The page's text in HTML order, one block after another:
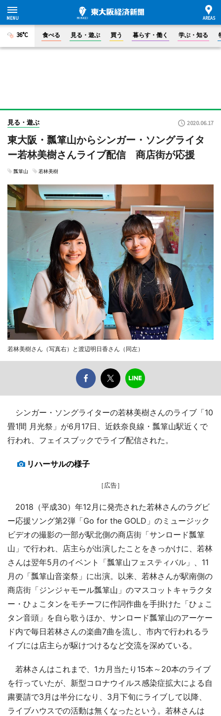
36°C 食べる 見る・遊ぶ 買う 暮らす・働く 学ぶ・知る
見る・遊ぶ 2020.06.17
東大阪・瓢箪山からシンガー・ソングライタ
ー若林美樹さんライブ配信 商店街が応援
瓢箪山 若林美樹
若林美樹さん（写真右）と渡辺明日香さん（同左）
シンガー・ソングライターの若林美樹さんのライブ「10
畳1間 月光祭」が6月17日、近鉄奈良線・瓢箪山駅近くで
行われ、フェイスブックでライブ配信された。
リハーサルの様子
［広告］
2018（平成30）年12月に発売された若林さんのラグビ
ー応援ソング第2弾「Go for the GOLD」のミュージック
ビデオの撮影の一部が駅北側の商店街「サンロード瓢箪
山」で行われ、店主らが出演したことをきっかけに、若林
さんは翌年5月のイベント「瓢箪山フェスティバル」、11
月の「瓢箪山音楽祭」に出演。以来、若林さんが駅南側の
商店街「ジンジャモール瓢箪山」のマスコットキャラクタ
ー・ひょこタンをモチーフに作詞作曲を手掛けた「ひょこ
タン音頭」を自ら歌うほか、サンロード瓢箪山のアーケー
ド内で毎日若林さんの楽曲7曲を流し、市内で行われるラ
イブには店主らが駆けつけるなど交流を深めている。
若林さんはこれまで、1カ月当たり15本～20本のライブ
を行っていたが、新型コロナウイルス感染症拡大による自
粛要請で3月は半分になり、3月下旬にライブして以降、
ライブハウスでの活動は無くなったという。若林さんは